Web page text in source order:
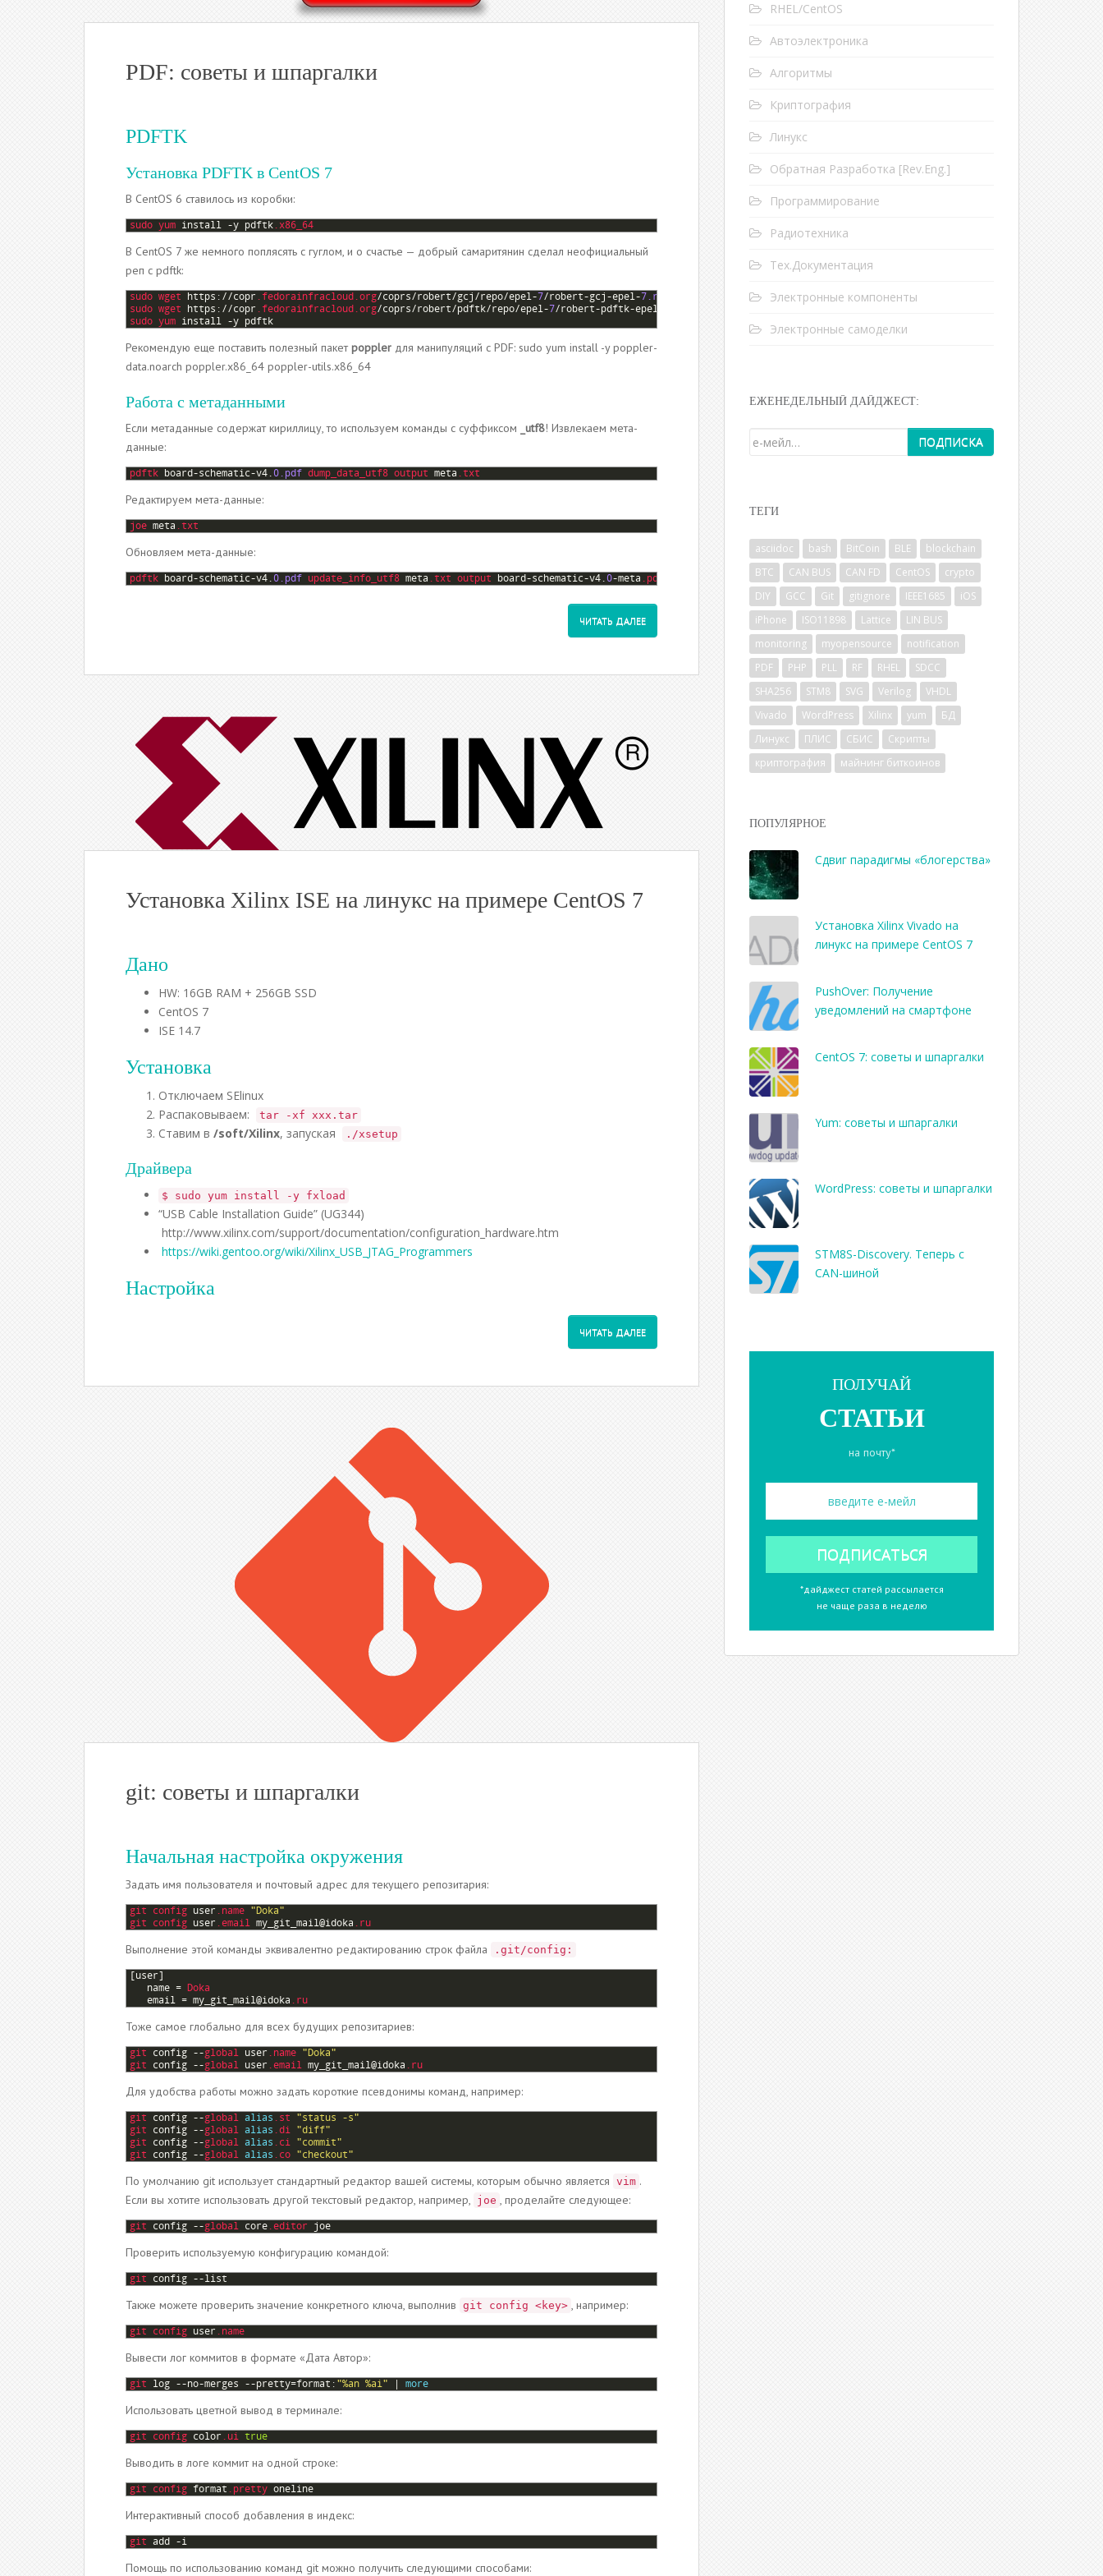
PDF: советы и шпаргалки
PDFTK
Установка PDFTK в CentOS 7
В CentOS 6 ставилось из коробки:
sudo yum install -y pdftk.x86_64
В CentOS 7 же немного поплясять с гуглом, и о счастье — добрый самаритянин сделал неофициальный
реп с pdftk:
sudo wget https : //copr .fedorainfracloud .org/coprs/robert/gcj /repo/epel-7/robert-gcj -epel-7.repo .repos .d
sudo wget https : //copr .fedorainfracloud .org/coprs/robert/pdftk/repo/epel-7/robert-pdftk-epel
sudo yum install -y pdftk
Рекомендую еще поставить полезный пакетpoppler для манипуляций с PDF: sudo yum install -y poppler-
data.noarch poppler.x86_64 poppler-utils.x86_64
Работа с метаданными
Если метаданные содержат кириллицу, то используем команды с суффиксом _utf8! Извлекаем мета-
данные:
pdftk board-schematic-v4.0.pdf dump_data_utf8 output meta .txt
Редактируем мета-данные:
joe meta .txt
Обновляем мета-данные:
pdftk board-schematic-v4.0.pdf update_info_utf8 meta .txt output board-schematic-v4.0-meta .pdf
ЧИТАТЬ ДАЛЕЕ
Установка Xilinx ISE на линукс на примере CentOS 7
Дано
HW: 16GB RAM + 256GB SSD
CentOS 7
ISE 14.7
Установка
Отключаем SElinux
Распаковываем:
tar -xf xxx.tar
Ставим в /soft/Xilinx, запуская ./xsetup
Драйвера
$ sudo yum install -y fxload
“USB Cable Installation Guide” (UG344)
http://www.xilinx.com/support/documentation/configuration_hardware.htm
https://wiki.gentoo.org/wiki/Xilinx_USB_JTAG_Programmers
Настройка
ЧИТАТЬ ДАЛЕЕ
git: советы и шпаргалки
Начальная настройка окружения
Задать имя пользователя и почтовый адрес для текущего репозитария:
git config user .name "Doka"
git config user .email my_git_mail@idoka .ru
Выполнение этой команды эквивалентно редактированию строк файла .git/config:
[user]
name =
Doka
email = my_git_mail@idoka .ru
Тоже самое глобально для всех будущих репозитариев:
git config --global user .name "Doka"
git config --global user .email my_git_mail@idoka .ru
Для удобства работы можно задать короткие псевдонимы команд, например:
git config --global alias .st
"status -s"
git config --global alias .di "diff"
git config --global alias .ci "commit"
git config --global alias .co "checkout"
По умолчанию git использует стандартный редактор вашей системы, которым обычно является vim .
Если вы хотите использовать другой текстовый редактор, например, joe , проделайте следующее:
git config --global core.editor joe
Проверить используемую конфигурацию командой:
git config --list
Также можете проверить значение конкретного ключа, выполнив git config <key> , например:
git config user .name
Вывести лог коммитов в формате «Дата Автор»:
git log --no-merges --pretty=format : "%an %ai" more
Использовать цветной вывод в терминале:
git config color .ui true
Выводить в логе коммит на одной строке:
git config format .pretty oneline
Интерактивный способ добавления в индекс:
git add -i
Помощь по использованию команд git можно получить следующими способами:
RHEL/CentOS
Автоэлектроника
Алгоритмы
Криптография
Линукс
Обратная Разработка [Rev.Eng.]
Программирование
Радиотехника
Тех.Документация
Электронные компоненты
Электронные самоделки
ЕЖЕНЕДЕЛЬНЫЙ ДАЙДЖЕСТ:
ТЕГИ
asciidoc bash BitCoin BLE
blockchain
BTC
CAN BUS CAN FD CentOS
crypto
DIY
GCC Git gitignore IEEE1685
iOS
iPhone
ISO11898 Lattice
LIN BUS
monitoring
myopensource
notification
PDF
PHP PLL RF RHEL
SDCC
SHA256
STM8 SVG Verilog
VHDL
Vivado
WordPress Xilinx yum
БД
Линукс
ПЛИС СБИС
Скрипты
криптография
майнинг биткоинов
ПОПУЛЯРНОЕ
Сдвиг парадигмы «блогерства»
Установка Xilinx Vivado на
линукс на примере CentOS 7
PushOver: Получение
уведомлений на смартфоне
CentOS 7: советы и шпаргалки
Yum: советы и шпаргалки
WordPress: советы и шпаргалки
STM8S-Discovery. Теперь с
CAN-шиной
ПОЛУЧАЙ
СТАТЬИ
на почту*
*дайджест статей рассылается
не чаще раза в неделю